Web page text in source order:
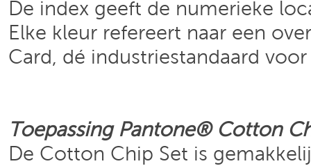
De index geeft de numerieke
Elke kleur refereert naar een
Card, dé industriestandaard
Toepassing Pantone® Cotton
De Cotton Chip Set is